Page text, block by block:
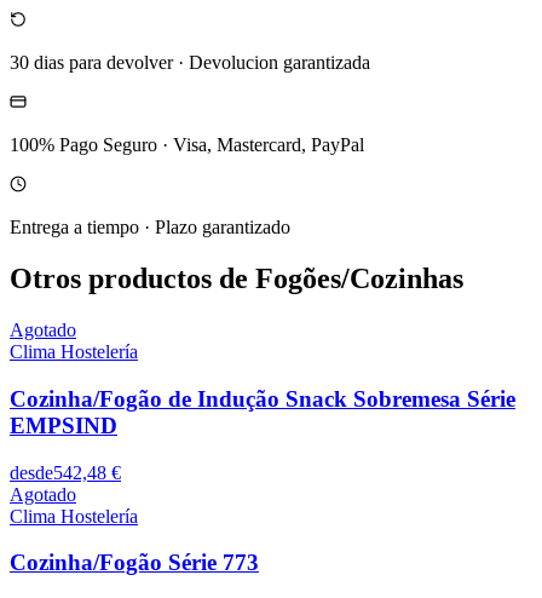
30 dias para devolver· Devolucion garantizada
100% Pago Seguro · Visa, Mastercard, PayPal
Entrega a tiempo · Plazo garantizado
Otros productos de Fogões/Cozinhas
Agotado
Clima Hostelería
Cozinha/Fogão de Indução Snack Sobremesa Série
EMPSIND
desde542,48 €
Agotado
Clima Hostelería
Cozinha/Fogão Série 773